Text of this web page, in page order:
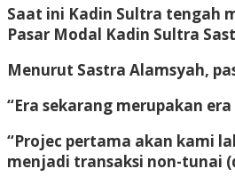
Saat ini Kadin Sultra tengah
Pasar Modal Kadin Sultra
Menurut Sastra Alamsyah,
“Era sekarang merupakan
“Projec pertama akan kami
menjadi transaksi non-tunai